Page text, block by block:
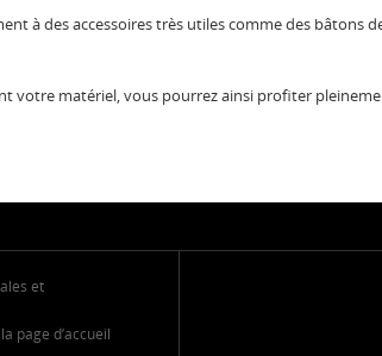
à des accessoires très utiles comme des bâtons
votre matériel, vous pourrez ainsi profiter
et
page d’accueil